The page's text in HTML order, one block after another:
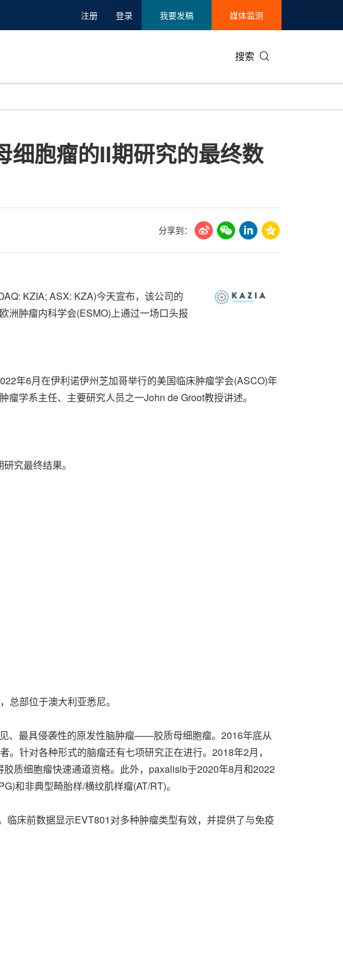
注册 登录 我要发稿 媒体监测
搜索
碳中和
与环保
娱乐时尚与艺术
新加坡
胞瘤的II期研究的最终数
分享到：
KZIA; ASX: KZA)今天宣布，该公司的
洲肿瘤内科学会(ESMO)上通过一场口头报
年6月在伊利诺伊州芝加哥举行的美国临床肿瘤学会(ASCO)年
学系主任、主要研究人员之一John de Groot教授讲述。
究最终结果。
总部位于澳大利亚悉尼。
、最具侵袭性的原发性脑肿瘤——胶质母细胞瘤。2016年底从
针对各种形式的脑瘤还有七项研究正在进行。2018年2月，
质细胞瘤快速通道资格。此外，paxalisib于2020年8月和2022
和非典型畸胎样/横纹肌样瘤(AT/RT)。
床前数据显示EVT801对多种肿瘤类型有效，并提供了与免疫